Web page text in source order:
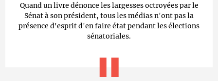
Quand un livre dénonce les largesses octroyées par le
Sénat à son président, tous les médias n'ont pas la
présence d'esprit d'en faire état pendant les élections
sénatoriales.